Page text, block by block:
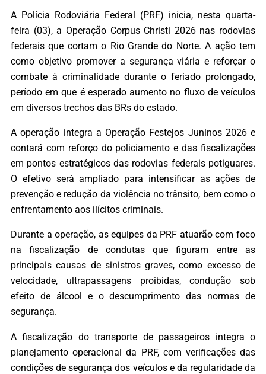
A Polícia Rodoviária Federal (PRF) inicia, nesta quarta-
feira (03), a Operação Corpus Christi 2026 nas rodovias
federais que cortam o Rio Grande do Norte. A ação tem
como objetivo promover a segurança viária e reforçar o
combate à criminalidade durante o feriado prolongado,
período em que é esperado aumento no fluxo de veículos
em diversos trechos das BRs do estado.
A operação integra a Operação Festejos Juninos 2026 e
contará com reforço do policiamento e das fiscalizações
em pontos estratégicos das rodovias federais potiguares.
O efetivo será ampliado para intensificar as ações de
prevenção e redução da violência no trânsito, bem como o
enfrentamento aos ilícitos criminais.
Durante a operação, as equipes da PRF atuarão com foco
na fiscalização de condutas que figuram entre as
principais causas de sinistros graves, como excesso de
velocidade, ultrapassagens proibidas, condução sob
efeito de álcool e o descumprimento das normas de
segurança.
A fiscalização do transporte de passageiros integra o
planejamento operacional da PRF, com verificações das
condições de segurança dos veículos e da regularidade da